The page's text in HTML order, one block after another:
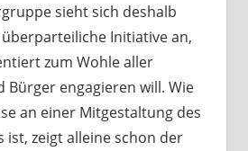
sieht sich deshalb
Initiative an,
zum Wohle aller
Bürger engagieren will. Wie
an einer Mitgestaltung des
ist, zeigt alleine schon der